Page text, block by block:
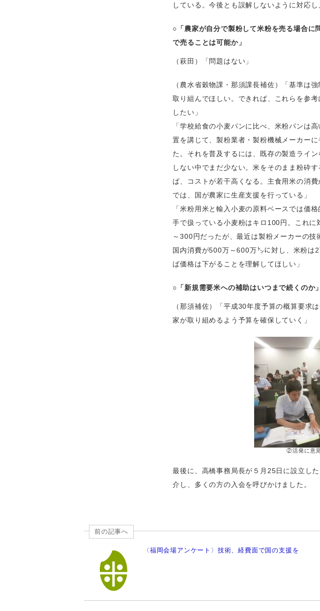
している。今後とも誤解しないように対応し
○「農家が自分で製粉して米粉を売る場合に
で売ることは可能か」
（萩田）「問題はない」
（農水省穀物課・那須課長補佐）「基準は
取り組んでほしい。できれば、これらを参
したい」
「学校給食の小麦パンに比べ、米粉パンは
置を講じて、製粉業者・製粉機械メーカー
た。それを普及するには、既存の製造ライ
しない中でまだ少ない。米をそのまま粉砕
ば、コストが若干高くなる。主食用米の消
では、国が農家に生産支援を行っている」
「米粉用米と輸入小麦の原料ベースでは価
手で扱っている小麦粉はキロ100円。これ
～300円だったが、最近は製粉メーカーの
国内消費が500万～600万㌧に対し、米粉は
ば価格は下がることを理解してほしい」
○「新規需要米への補助はいつまで続くのか」
（那須補佐）「平成30年度予算の概算要求
家が取り組めるよう予算を確保していく」
②活発に意
最後に、高橋事務局長が５月25日に設立し
介し、多くの方の入会を呼びかけました。
前の記事へ
〈福岡会場アンケート〉技術、経費面で国の支援を